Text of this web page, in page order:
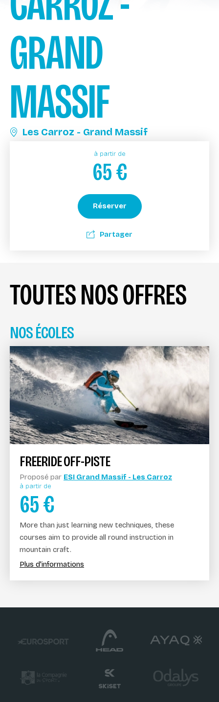
GRAND
MASSIF
Les Carroz - Grand Massif
à partir de
65€
Réserver
Partager
TOUTES NOS OFFRES
NOS ÉCOLES
FREERIDE OFF-PISTE
Proposé par ESI Grand Massif - Les Carroz
à partir de
65€
More than just learning new techniques, these
courses aim to provide all round instruction in
mountain craft.
Plus d'informations